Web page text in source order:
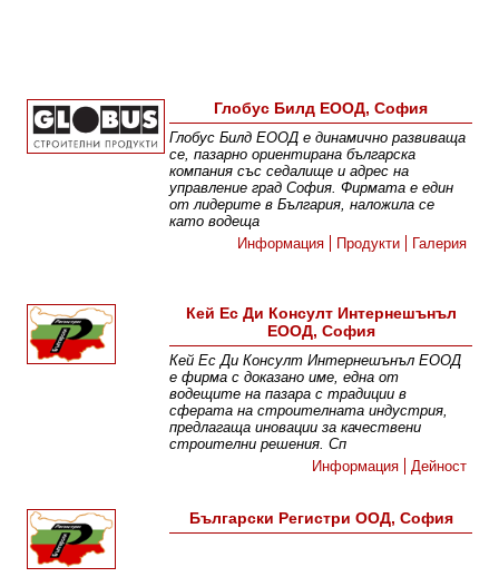
Глобус Билд ЕООД, София
Глобус Билд ЕООД е динамично развиваща
се, пазарно ориентирана българска
компания със седалище и адрес на
управление град София. Фирмата е един
от лидерите в България, наложила се
като водеща
Информация
Продукти Галерия
Кей Ес Ди Консулт Интернешънъл
ЕООД, София
Кей Ес Ди Консулт Интернешънъл ЕООД
е фирма с доказано име, една от
водещите на пазара с традиции в
сферата на строителната индустрия,
предлагаща иновации за качествени
строителни решения. Сп
Информация
Дейност
Български Регистри ООД, София